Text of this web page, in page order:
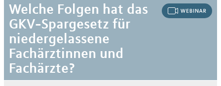
Welche Folgen hat das
GKV-Spargesetz für
niedergelassene
Fachärztinnen und
Fachärzte?